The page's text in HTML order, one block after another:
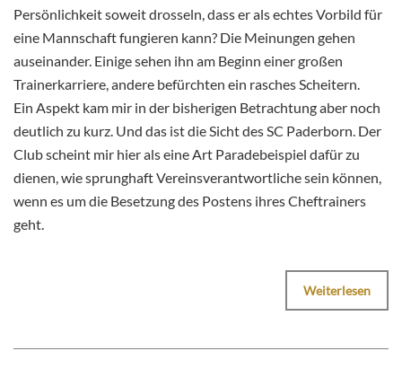
Persönlichkeit soweit drosseln, dass er als echtes Vorbild für
eine Mannschaft fungieren kann? Die Meinungen gehen
auseinander. Einige sehen ihn am Beginn einer großen
Trainerkarriere, andere befürchten ein rasches Scheitern.
Ein Aspekt kam mir in der bisherigen Betrachtung aber noch
deutlich zu kurz. Und das ist die Sicht des SC Paderborn. Der
Club scheint mir hier als eine Art Paradebeispiel dafür zu
dienen, wie sprunghaft Vereinsverantwortliche sein können,
wenn es um die Besetzung des Postens ihres Cheftrainers
geht.
Weiterlesen